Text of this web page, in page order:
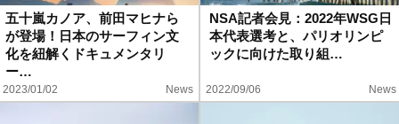
五十嵐カノア、前田マヒナら
が登場！日本のサーフィン文
化を紐解くドキュメンタリ
ー…
2023/01/02 News
NSA記者会見：2022年WSG日
本代表選考と、パリオリンピ
ックに向けた取り組…
2022/09/06 News
ニュース